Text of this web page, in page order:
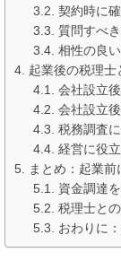
契約時に
質問すべ
相性の良
起業後の税理
会社設立
会社設立
税務調査
経営に役
まとめ：起業
資金調達
税理士と
おわりに